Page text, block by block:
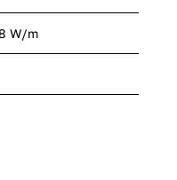
W/m